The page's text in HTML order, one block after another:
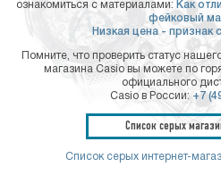
ознакомиться с материалами: Как
фейковый
Низкая цена - признак
Помните, что проверить статус
магазина Casio вы можете по
официального
Casio в России: +7
Список серых
Список серых интернет-